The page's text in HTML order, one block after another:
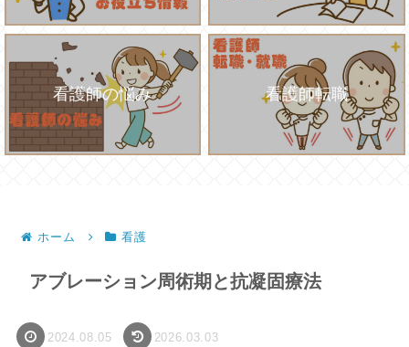
看護師の悩み 看護師転職
ホーム 看護
アブレーション周術期と抗凝固療法
2024.08.05 2026.03.03